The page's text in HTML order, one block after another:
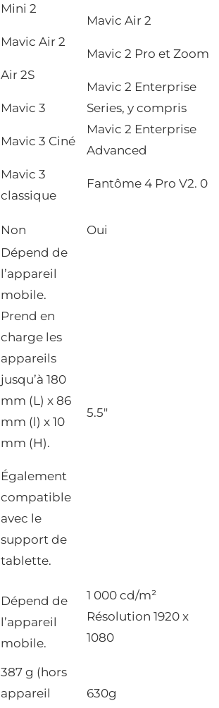
Mini 2
Mavic Air 2
Air 2S
Mavic 3
Mavic 3 Ciné
Mavic 3
classique
Mavic Air 2
Mavic 2 Pro et Zoom
Mavic 2 Enterprise
Series, y compris
Mavic 2 Enterprise
Advanced
Fantôme 4 Pro V2. 0
Non Oui
Dépend de
l’appareil
mobile.
Prend en
charge les
appareils
jusqu’à 180
mm (L) x 86
mm (l) x 10
mm (H).
Également
compatible
avec le
support de
tablette.
5.5″
Dépend de
l’appareil
mobile.
1 000 cd/m²
Résolution 1920 x
1080
387 g (hors
appareil
630g